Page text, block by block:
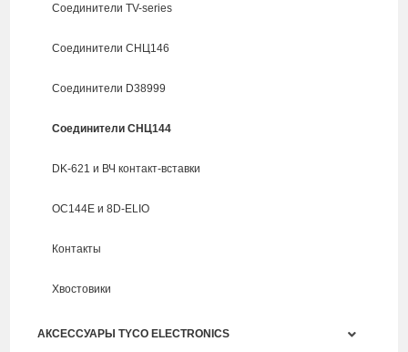
Соединители TV-series
Соединители СНЦ146
Соединители D38999
Соединители СНЦ144
DK-621 и ВЧ контакт-вставки
ОС144Е и 8D-ELIO
Контакты
Хвостовики
АКСЕССУАРЫ TYCO ELECTRONICS